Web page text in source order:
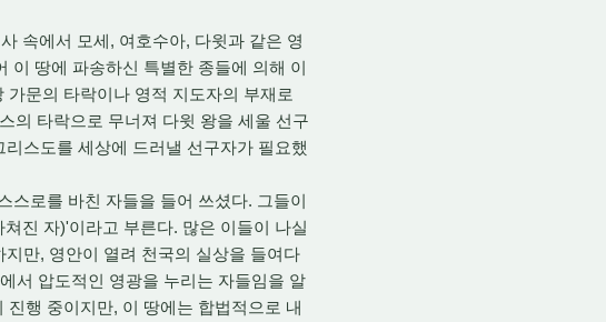
속에서 모세, 여호수아, 다윗과 같은 영
이 땅에 파송하신 특별한 종들에 의해 이
문의 타락이나 영적 지도자의 부재로
의 타락으로 무너져 다윗 왕을 세울 선구
스도를 세상에 드러낼 선구자가 필요했
스로를 바친 자들을 들어 쓰셨다. 그들이
진 자)'이라고 부른다. 많은 이들이 나실
만, 영안이 열려 천국의 실상을 들여다
서 압도적인 영광을 누리는 자들임을 알
행 중이지만, 이 땅에는 합법적으로 내